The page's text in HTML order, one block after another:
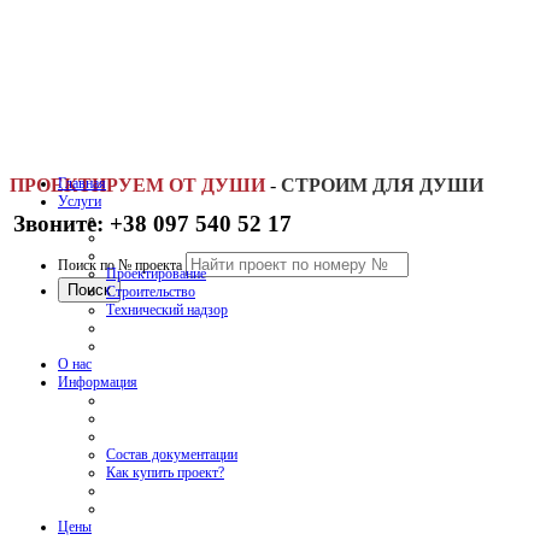
ПРОЕКТИРУЕМ ОТ ДУШИ - СТРОИМ ДЛЯ ДУШИ
Звоните: +38 097 540 52 17
Поиск по № проекта
Главная
Услуги
Проектирование
Строительство
Технический надзор
О нас
Информация
Состав документации
Как купить проект?
Цены